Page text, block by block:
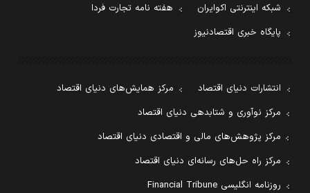
شبکه اینترنتی اکوایران
هفته نامه تجارت فردا
پایگاه خبری اقتصادنیوز
انتشارات دنیای اقتصاد
مرکز همایش‌های دنیای اقتصاد
مرکز نوآوری و شتابدهی دنیای اقتصاد
مرکز پژوهش‌های مالی و اقتصادی دنیای اقتصاد
مرکز راه حل‌های رسانه‌ای دنیای اقتصاد
روزنامه انگلیسی Financial Tribune